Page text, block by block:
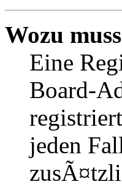
Wozu
Eine
Board-
jeden